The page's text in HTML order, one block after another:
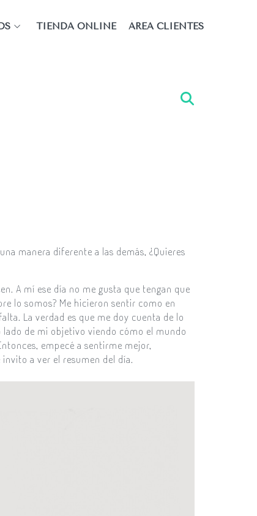
TIENDA ONLINE ÁREA CLIENTES
manera diferente a las demás, ¿Quieres
A mí ese día no me gusta que tengan que
lo somos? Me hicieron sentir como en
La verdad es que me doy cuenta de lo
de mi objetivo viendo cómo el mundo
empecé a sentirme mejor,
a ver el resumen del día.